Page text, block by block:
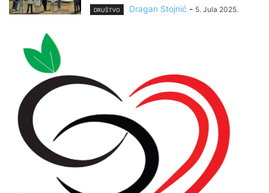
DRUŠTVO Dragan Stojnić - 5. Jula 2025.